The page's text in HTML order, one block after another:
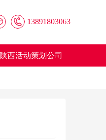
13891803063
陕西活动策划公司